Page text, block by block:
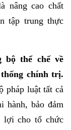
nâng cao chất
tập trung thực
bộ thể chế về
chính trị.
pháp luật tất cả
hành, bảo đảm
lợi cho tổ chức